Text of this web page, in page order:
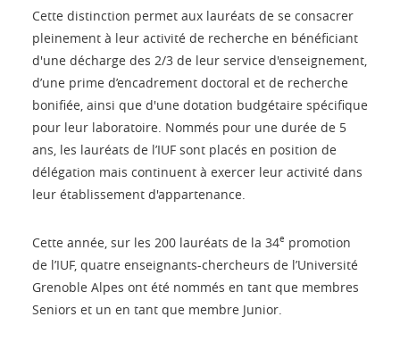
Cette distinction permet aux lauréats de se consacrer
pleinement à leur activité de recherche en bénéficiant
d'une décharge des 2/3 de leur service d'enseignement,
d’une prime d’encadrement doctoral et de recherche
bonifiée, ainsi que d'une dotation budgétaire spécifique
pour leur laboratoire. Nommés pour une durée de 5
ans, les lauréats de l’IUF sont placés en position de
délégation mais continuent à exercer leur activité dans
leur établissement d'appartenance.
Cette année, sur les 200 lauréats de la 34e promotion
de l’IUF, quatre enseignants-chercheurs de l’Université
Grenoble Alpes ont été nommés en tant que membres
Seniors et un en tant que membre Junior.